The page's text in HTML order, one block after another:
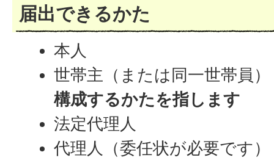
届出できるかた
本人
世帯主（または同一世帯員
構成するかたを指します
法定代理人
代理人（委任状が必要です）